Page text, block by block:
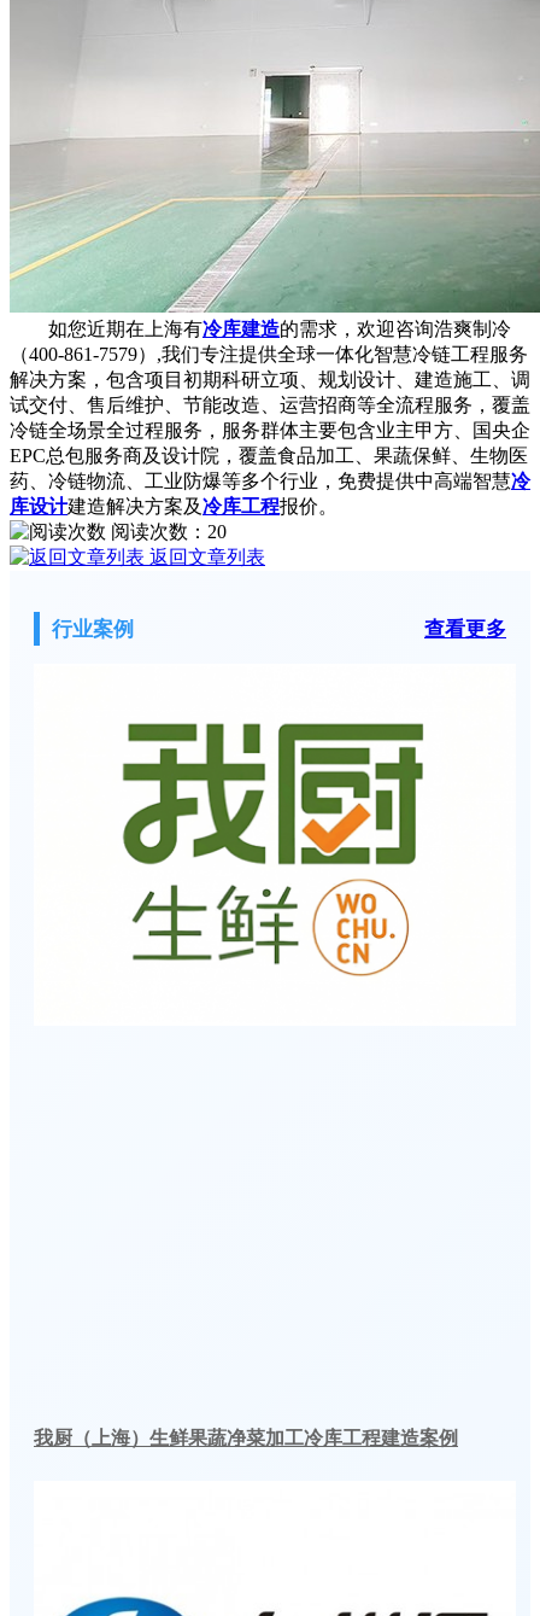
如您近期在上海有冷库建造的需求，欢迎咨询浩爽制冷
（400-861-7579）,我们专注提供全球一体化智慧冷链工程服务
解决方案，包含项目初期科研立项、规划设计、建造施工、调
试交付、售后维护、节能改造、运营招商等全流程服务，覆盖
冷链全场景全过程服务，服务群体主要包含业主甲方、国央企
EPC总包服务商及设计院，覆盖食品加工、果蔬保鲜、生物医
药、冷链物流、工业防爆等多个行业，免费提供中高端智慧冷
库设计建造解决方案及冷库工程报价。
阅读次数： 20
返回文章列表
行业案例 查看更多
我厨（上海）生鲜果蔬净菜加工冷库工程建造案例